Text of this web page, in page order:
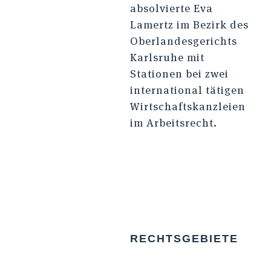
absolvierte Eva
Lamertz im Bezirk des
Oberlandesgerichts
Karlsruhe mit
Stationen bei zwei
international tätigen
Wirtschaftskanzleien
im Arbeitsrecht.
RECHTSGEBIETE